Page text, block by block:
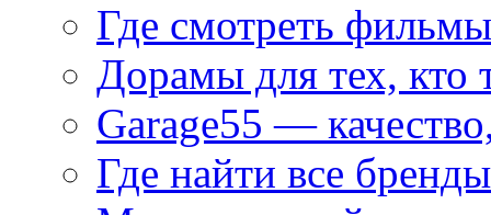
Где смотреть
Дорамы для тех, кто
Garage55 —
Где найти все